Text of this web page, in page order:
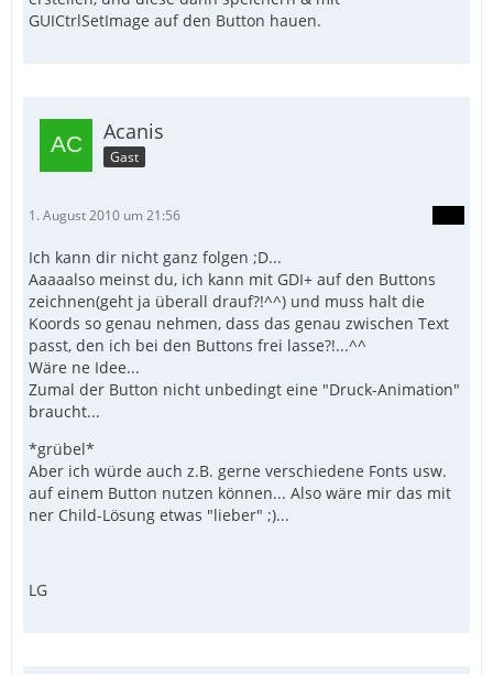
GUICtrlSetImage auf den Button hauen.
Acanis
Gast
1. August 2010 um 21:56
Ich kann dir nicht ganz folgen ;D...
Aaaaalso meinst du, ich kann mit GDI+ auf den Buttons
zeichnen(geht ja überall drauf?!^^) und muss halt die
Koords so genau nehmen, dass das genau zwischen Text
passt, den ich bei den Buttons frei lasse?!...^^
Wäre ne Idee...
Zumal der Button nicht unbedingt eine "Druck-Animation"
braucht...
*grübel*
Aber ich würde auch z.B. gerne verschiedene Fonts usw.
auf einem Button nutzen können... Also wäre mir das mit
ner Child-Lösung etwas "lieber" ;)...
LG